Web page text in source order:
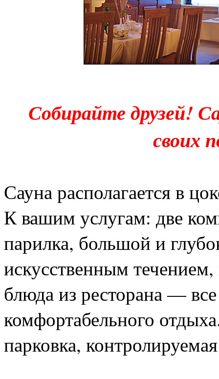
Собирайте друзей!
своих
Сауна располагается в
К вашим услугам: две
парилка, большой и
искусственным
блюда из ресторана —
комфортабельного
парковка,